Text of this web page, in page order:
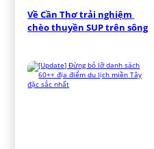
Về Cần Thơ trải nghiệm
chèo thuyền SUP trên sông